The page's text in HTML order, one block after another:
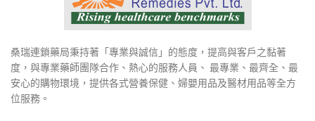
桑瑞連鎖藥局秉持著「專業與誠信」的態度，提高與客戶之黏著
度，與專業藥師團隊合作、熱心的服務人員、 最專業、最齊全、最
安心的購物環境，提供各式營養保健、婦嬰用品及醫材用品等全方
位服務。